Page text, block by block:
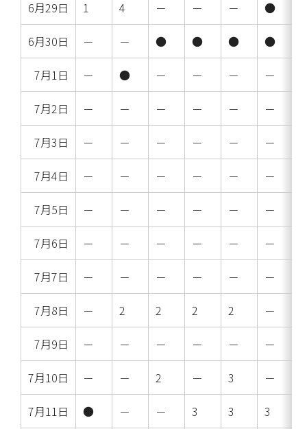
6月29日 1 4 － － － ●
6月30日 － － ● ● ● ●
7月1日 － ● － － － －
7月2日 － － － － － －
7月3日 － － － － － －
7月4日 － － － － － －
7月5日 － － － － － －
7月6日 － － － － － －
7月7日 － － － － － －
7月8日 － 2 2 2 2 －
7月9日 － － － － － －
7月10日 － － 2 － 3 －
7月11日 ● － － 3 3 3